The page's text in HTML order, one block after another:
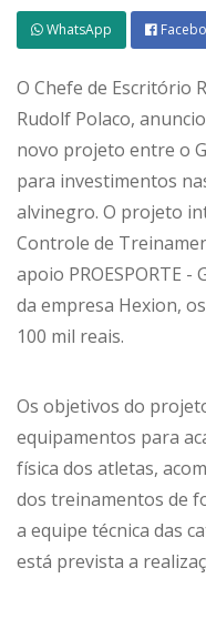
WhatsApp
O Chefe de Escritório
Rudolf Polaco,
novo projeto entre o
para investimentos
alvinegro. O projeto
Controle de
apoio PROESPORTE
da empresa Hexion,
100 mil reais.
Os objetivos do
equipamentos para
física dos atletas,
dos treinamentos de
a equipe técnica das
está prevista a